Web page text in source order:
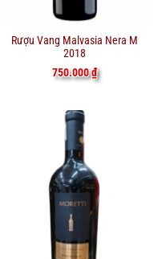
Rượu Vang Malvasia Nera M
2018
750.000₫